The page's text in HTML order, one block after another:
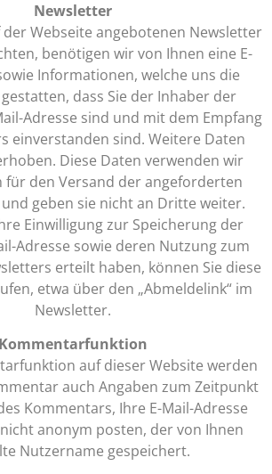
Newsletter
der Webseite angebotenen Newsletter
benötigen wir von Ihnen eine E-
Informationen, welche uns die
dass Sie der Inhaber der
Adresse sind und mit dem Empfang
einverstanden sind. Weitere Daten
Diese Daten verwenden wir
für den Versand der angeforderten
geben sie nicht an Dritte weiter.
Einwilligung zur Speicherung der
Adresse sowie deren Nutzung zum
erteilt haben, können Sie diese
etwa über den „Abmeldelink“ im
Newsletter.
Kommentarfunktion
auf dieser Website werden
auch Angaben zum Zeitpunkt
Kommentars, Ihre E-Mail-Adresse
anonym posten, der von Ihnen
Nutzername gespeichert.